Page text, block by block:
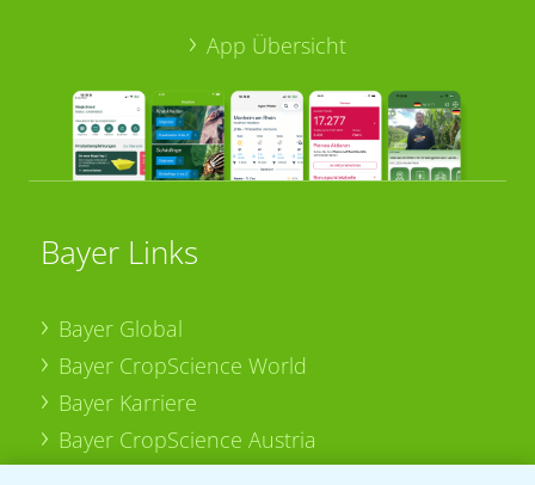
App Übersicht
Bayer Links
Bayer Global
Bayer CropScience World
Bayer Karriere
Bayer CropScience Austria